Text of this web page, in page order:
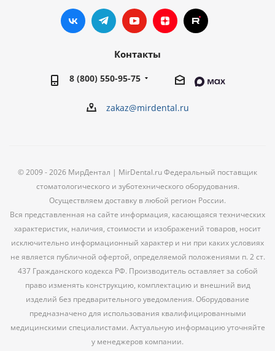
Контакты
8 (800) 550-95-75
zakaz@mirdental.ru
© 2009 - 2026 МирДентал | MirDental.ru Федеральный поставщик
стоматологического и зуботехнического оборудования.
Осуществляем доставку в любой регион России.
Вся представленная на сайте информация, касающаяся технических
характеристик, наличия, стоимости и изображений товаров, носит
исключительно информационный характер и ни при каких условиях
не является публичной офертой, определяемой положениями п. 2 ст.
437 Гражданского кодекса РФ. Производитель оставляет за собой
право изменять конструкцию, комплектацию и внешний вид
изделий без предварительного уведомления. Оборудование
предназначено для использования квалифицированными
медицинскими специалистами. Актуальную информацию уточняйте
у менеджеров компании.